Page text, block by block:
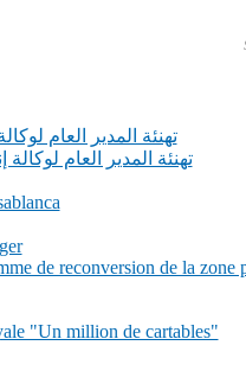
تهنئة المدير العام
تهنئة المدير العام
de reconversion de la zone
"Un million de cartables"